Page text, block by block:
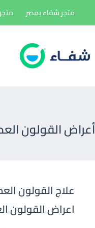
إلى
متجر شفاء بمصر
أعراض القولون
علاج القولون
اعراض القولون